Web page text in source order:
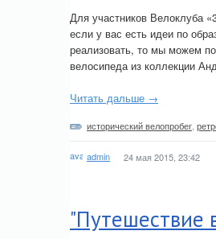
Для участников Велоклуба
если у вас есть идеи по
реализовать, то мы можем
велосипеда из коллекции
Читать дальше →
исторический велопробег
admin 24 мая 2015, 23:42
"Путешествие